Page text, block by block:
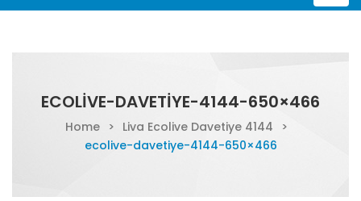
ECOLIVE-DAVETIYE-4144-650×466
Home > Liva Ecolive Davetiye 4144
>
ecolive-davetiye-4144-650×466